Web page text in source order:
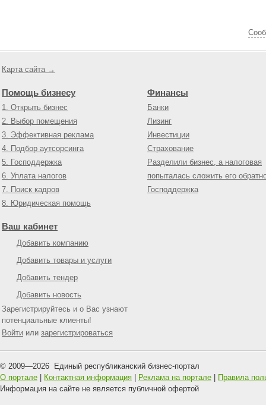
Карта сайта →
Помощь бизнесу
1. Открыть бизнес
2. Выбор помещения
3. Эффективная реклама
4. Подбор аутсорсинга
5. Господдержка
6. Уплата налогов
7. Поиск кадров
8. Юридическая помощь
Финансы
Банки
Лизинг
Инвестиции
Страхование
Разделили бизнес, а налоговая
попыталась сложить его
Господдержка
Ваш кабинет
Добавить компанию
Добавить товары и услуги
Добавить тендер
Добавить новость
Зарегистрируйтесь и о Вас узнают
потенциальные клиенты!
Войти или зарегистрироваться
© 2009—2026 Единый республиканский бизнес-портал
О портале
Контактная информация Реклама на портале
Правила
Информация на сайте не является публичной офертой